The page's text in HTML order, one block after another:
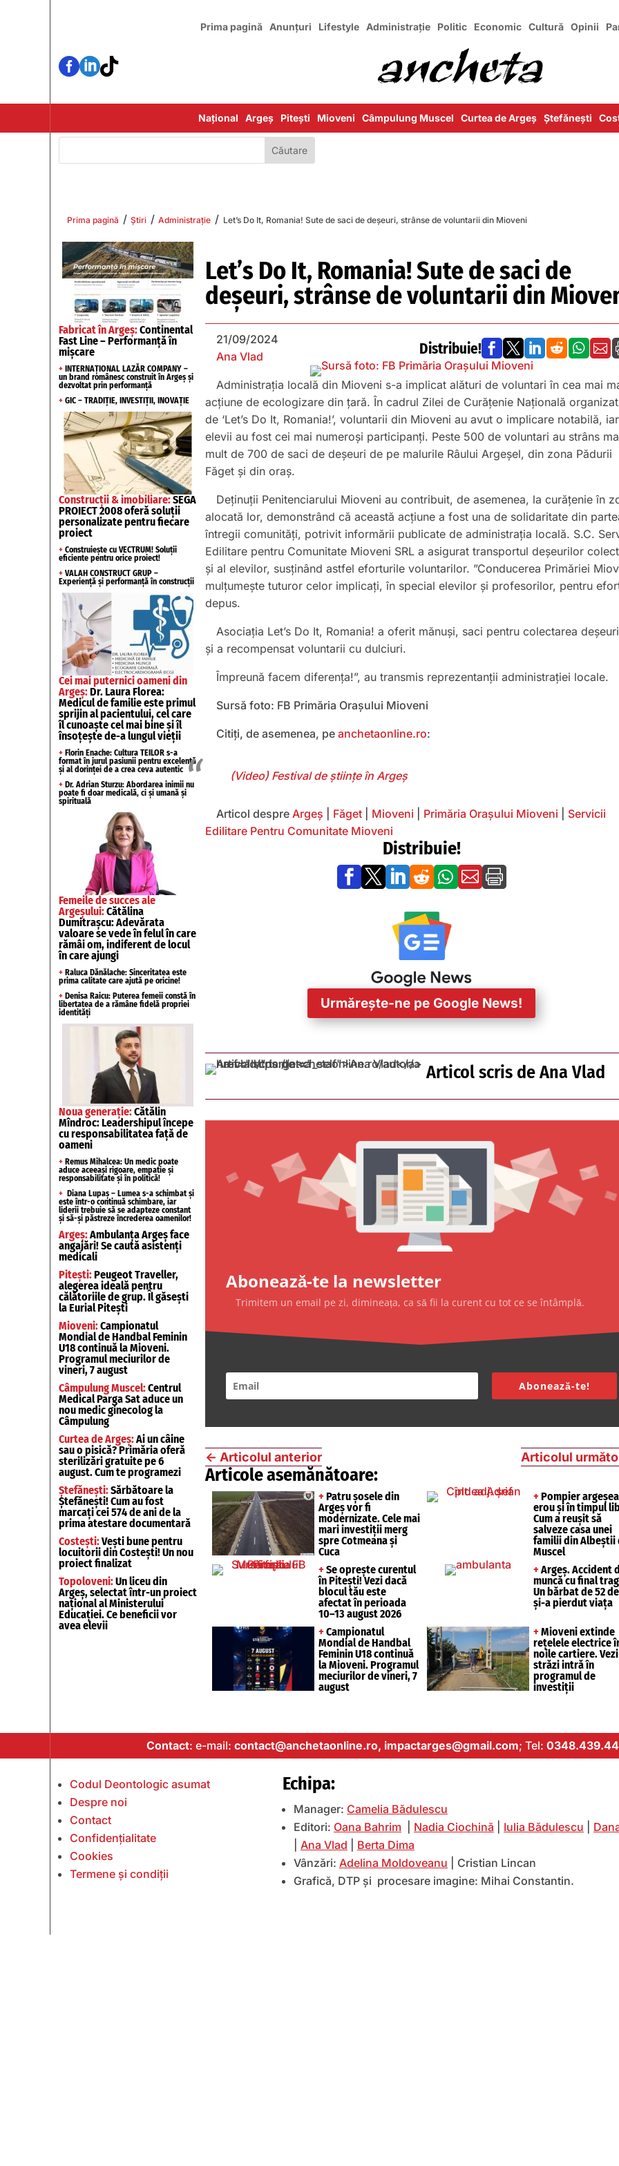
Prima pagină Anunțuri Lifestyle Administrație Politic Economic Cultură Opinii

Național Argeș Pitești Mioveni Câmpulung Muscel Curtea de Argeș Ștefănești
Prima pagină / Știri / Administrație / Let’s Do It, Romania! Sute de saci de deșeuri, strânse de voluntarii din Mioveni
Fabricat în Argeș:Continental
Fast Line – Performanță în
mișcare
+ INTERNAȚIONAL LAZĂR COMPANY –
un brand românesc construit în Argeș și
dezvoltat prin performanță
+ GIC – TRADIȚIE, INVESTIȚII, INOVAȚIE
Construcții & imobiliare:SEGA
PROIECT 2008 oferă soluții
personalizate pentru fiecare
proiect
+ Construiește cu VECTRUM! Soluții
eficiente pentru orice proiect!
+ VALAH CONSTRUCT GRUP –
Experiență și performanță în construcții
Cei mai puternici oameni din
Argeș:Dr. Laura Florea:
Medicul de familie este primul
sprijin al pacientului, cel care
îl cunoaște cel mai bine și îl
însoțește de-a lungul vieții
+ Florin Enache: Cultura TEILOR s-a
format în jurul pasiunii pentru excelență
și al dorinței de a crea ceva autentic
+ Dr. Adrian Sturzu: Abordarea inimii nu
poate fi doar medicală, ci și umană și
spirituală
Femeile de succes ale
Argeșului:Cătălina
Dumitrașcu: Adevărata
valoare se vede în felul în care
rămâi om, indiferent de locul
în care ajungi
+ Raluca Dănălache: Sinceritatea este
prima calitate care ajută pe oricine!
+ Denisa Raicu: Puterea femeii constă în
libertatea de a rămâne fidelă propriei
identități
Noua generație:Cătălin
Mîndroc: Leadershipul începe
cu responsabilitatea față de
oameni
+ Remus Mihalcea: Un medic poate
aduce aceeași rigoare, empatie și
responsabilitate și în politică!
+ Diana Lupaș – Lumea s-a schimbat și
este într-o continuă schimbare, iar
liderii trebuie să se adapteze constant
și să-și păstreze încrederea oamenilor!
Argeș:Ambulanța Argeș face
angajări! Se caută asistenți
medicali
Pitești:Peugeot Traveller,
alegerea ideală pentru
călătoriile de grup. Îl găsești
la Eurial Pitești
Mioveni:Campionatul
Mondial de Handbal Feminin
U18 continuă la Mioveni.
Programul meciurilor de
vineri, 7 august
Câmpulung Muscel:Centrul
Medical Parga Sat aduce un
nou medic ginecolog la
Câmpulung
Curtea de Argeș:Ai un câine
sau o pisică? Primăria oferă
sterilizări gratuite pe 6
august. Cum te programezi
Ștefănești:Sărbătoare la
Ștefănești! Cum au fost
marcați cei 574 de ani de la
prima atestare documentară
Costești:Vești bune pentru
locuitorii din Costești! Un nou
proiect finalizat
Topoloveni:Un liceu din
Argeș, selectat într-un proiect
național al Ministerului
Educației. Ce beneficii vor
avea elevii
Let’s Do It, Romania! Sute de saci de
deșeuri, strânse de voluntarii din
21/09/2024
Ana Vlad
Distribuie!      
Administrația locală din Mioveni s-a implicat alături de voluntari în cea mai
acțiune de ecologizare din țară. În cadrul Zilei de Curățenie Națională
de ‘Let’s Do It, Romania!’, voluntarii din Mioveni au avut o implicare notabilă, iar
elevii au fost cei mai numeroși participanți. Peste 500 de voluntari au strâns
mult de 700 de saci de deșeuri de pe malurile Râului Argeșel, din zona Pădurii
Făget și din oraș.
Deținuții Penitenciarului Mioveni au contribuit, de asemenea, la curățenie în
alocată lor, demonstrând că această acțiune a fost una de solidaritate din
întregii comunități, potrivit informării publicate de administrația locală. S.C.
Edilitare pentru Comunitate Mioveni SRL a asigurat transportul deșeurilor
și al elevilor, susținând astfel eforturile voluntarilor. ”Conducerea Primăriei
mulțumește tuturor celor implicați, în special elevilor și profesorilor, pentru
depus.
Asociația Let’s Do It, Romania! a oferit mănuși, saci pentru colectarea
și a recompensat voluntarii cu dulciuri.
Împreună facem diferența!”, au transmis reprezentanții administrației locale.
Sursă foto: FB Primăria Orașului Mioveni
Citiți, de asemenea, pe anchetaonline.ro:
(Video) Festival de științe în Argeș
Articol despre Argeș Făget Mioveni Primăria Orașului Mioveni
Servicii
Edilitare Pentru Comunitate Mioveni
Distribuie!
      
Urmărește-ne pe Google News!
Articol scris deAna Vlad
Abonează-te la newsletter
Trimitem un email pe zi, dimineața, ca să fii la curent cu tot ce se întâmplă.
Abonează-te!
← Articolul anterior Articolul
Articole asemănătoare:
+ Patru șosele din
Argeș vor fi
modernizate. Cele mai
mari investiții merg
spre Cotmeana și
Cuca
+ Pompier
erou și în timpul
Cum a reușit să
salveze casa unei
familii din Albeștii
Muscel
+ Se oprește curentul
în Pitești! Vezi dacă
blocul tău este
afectat în perioada
10–13 august 2026
+ Argeș. Accident
muncă cu final
Un bărbat de 52
și-a pierdut viața
+ Campionatul
Mondial de Handbal
Feminin U18 continuă
la Mioveni. Programul
meciurilor de vineri, 7
august
+ Mioveni extinde
rețelele electrice
noile cartiere.
străzi intră în
programul de
investiții
Contact: e-mail: contact@anchetaonline.ro, impactarges@gmail.com; Tel:
Codul Deontologic asumat
Despre noi
Contact
Confidențialitate
Cookies
Termene și condiții
Echipa:
Manager: Camelia Bădulescu
Editori: Oana Bahrim Nadia Ciochină Iulia Bădulescu
Ana Vlad
Berta Dima
Vânzări: Adelina Moldoveanu | Cristian Lincan
Grafică, DTP și procesare imagine: Mihai Constantin.